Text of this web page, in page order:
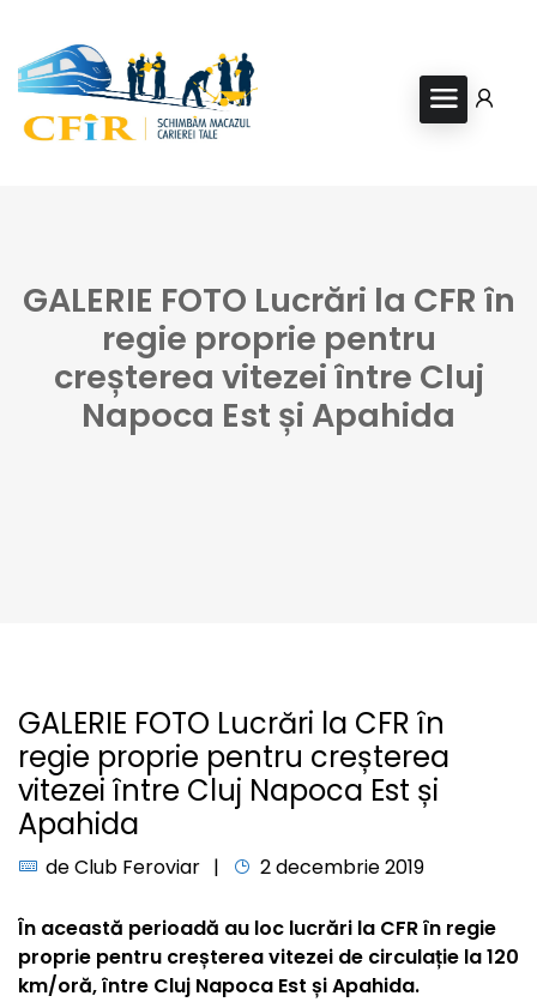
GALERIE FOTO Lucrări la CFR în
regie proprie pentru
creșterea vitezei între Cluj
Napoca Est și Apahida
GALERIE FOTO Lucrări la CFR în
regie proprie pentru creșterea
vitezei între Cluj Napoca Est și
Apahida
deClub Feroviar 2 decembrie 2019
În această perioadă au loc lucrări la CFR în regie
proprie pentru creșterea vitezei de circulație la 120
km/oră, între Cluj Napoca Est și Apahida.